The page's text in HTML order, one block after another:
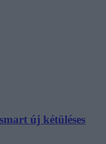
új kétüléses